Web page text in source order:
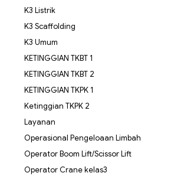
K3 Listrik
K3 Scaffolding
K3 Umum
KETINGGIAN TKBT 1
KETINGGIAN TKBT 2
KETINGGIAN TKPK 1
Ketinggian TKPK 2
Layanan
Operasional Pengeloaan Limbah
Operator Boom Lift/Scissor Lift
Operator Crane kelas3